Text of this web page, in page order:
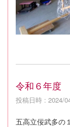
令和６年度
投稿日時 : 2024/
五高立佞武多の